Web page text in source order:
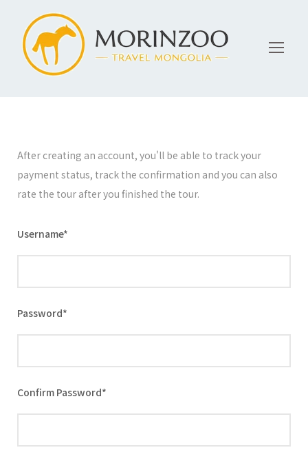
After creating an account, you'll be able to track your
payment status, track the confirmation and you can also
rate the tour after you finished the tour.
Username*
Password*
Confirm Password*